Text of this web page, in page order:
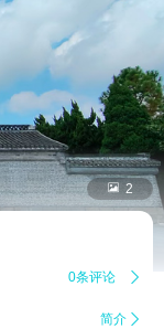
 2
0条评论 
简介 